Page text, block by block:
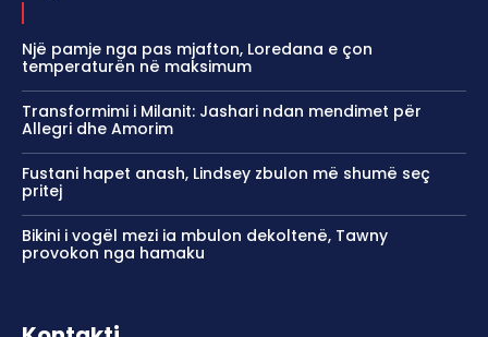
Një pamje nga pas mjafton, Loredana e çon
temperaturën në maksimum
Transformimi i Milanit: Jashari ndan mendimet për
Allegri dhe Amorim
Fustani hapet anash, Lindsey zbulon më shumë seç
pritej
Bikini i vogël mezi ia mbulon dekoltenë, Tawny
provokon nga hamaku